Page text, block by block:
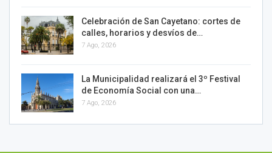
Celebración de San Cayetano: cortes de
calles, horarios y desvíos de…
7 Ago, 2026
La Municipalidad realizará el 3º Festival
de Economía Social con una…
7 Ago, 2026